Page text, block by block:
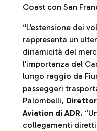
Coast con San
“L’estensione dei
rappresenta un
dinamicità del
l’importanza del
lungo raggio da
passeggeri
Palombelli,
Aviation di ADR.
collegamenti diretti